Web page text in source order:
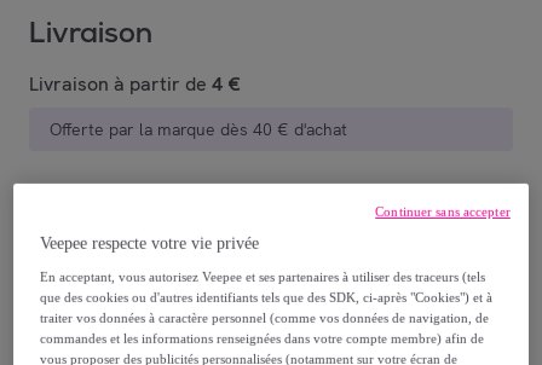
Livraison
Livraison à partir de 4 €
Offerte par la marque dès 40 € d'achat
Comment ça marche ?
Veepee respecte votre vie privée
En acceptant, vous autorisez Veepee et ses partenaires à utiliser des traceurs (tels
que des cookies ou d'autres identifiants tels que des SDK, ci-après "Cookies") et à
traiter vos données à caractère personnel (comme vos données de navigation, de
commandes et les informations renseignées dans votre compte membre) afin de
vous proposer des publicités personnalisées (notamment sur votre écran de
Continuer sans accepter